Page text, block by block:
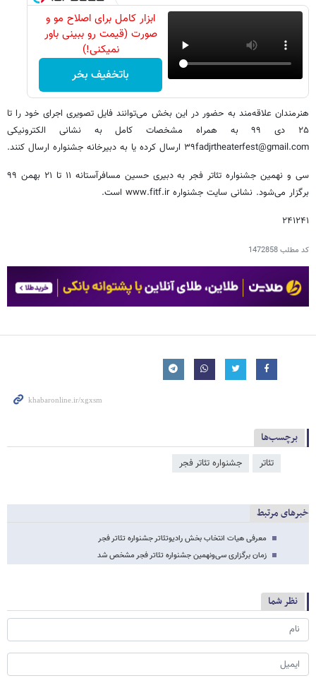
ابزار کامل برای اصلاح مو و
صورت (قیمت رو ببینی باور
نمیکنی!)
باتخفیف بخر
هنرمندان علاقه‌مند به حضور در این بخش می‌توانند فایل تصویری اجرای خود را تا
۲۵ دی ۹۹ به همراه مشخصات کامل به نشانی الکترونیکی
۳۹fadjrtheaterfest@gmail.com ارسال کرده یا به دبیرخانه جشنواره ارسال کنند.
سی و نهمین جشنواره تئاتر فجر به دبیری حسین مسافرآستانه ۱۱ تا ۲۱ بهمن ۹۹
برگزار می‌شود. نشانی سایت جشنواره www.fitf.ir است.
۲۴۱۲۴۱
کد مطلب1472858
برچسب‌ها
تئاتر جشنواره تئاتر فجر
خبرهای مرتبط
معرفی هیات انتخاب بخش رادیوتئاتر جشنواره تئاتر فجر
زمان برگزاری سی‌ونهمین جشنواره تئاتر فجر مشخص شد
نظر شما